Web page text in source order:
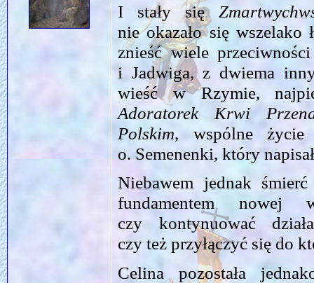
I stały się
nie okazało się wszelako
znieść wiele
i Jadwiga, z dwiema
wieść w Rzymie,
Adoratorek Krwi
Polskim, wspólne życie
o. Semenenki, który
Niebawem jednak
fundamentem nowej
czy kontynuować
czy też przyłączyć się do
Celina pozostała